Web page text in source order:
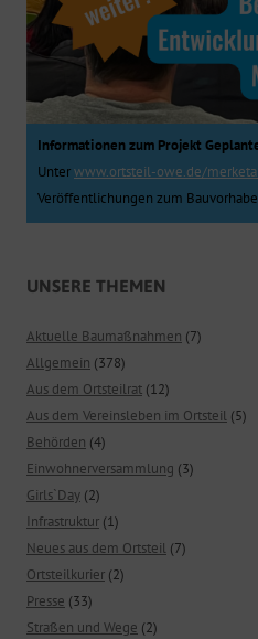
Informationen zum Projekt
Unterwww.ortsteil-owe.de/
Veröffentlichungen zum
UNSERE THEMEN
Aktuelle Baumaßnahmen (7)
Allgemein (378)
Aus dem Ortsteilrat (12)
Aus dem Vereinsleben im Ortsteil (5)
Behörden (4)
Einwohnerversammlung (3)
Girls`Day (2)
Infrastruktur (1)
Neues aus dem Ortsteil (7)
Ortsteilkurier (2)
Presse (33)
Straßen und Wege (2)